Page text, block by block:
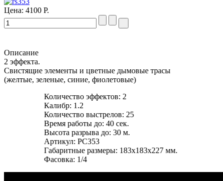
Цена: 4100 Р.
Описание
2 эффекта.
Свистящие элементы и цветные дымовые трасы
(желтые, зеленые, синие, фиолетовые)
Количество эффектов: 2
Калибр: 1.2
Количество выстрелов: 25
Время работы до: 40 сек.
Высота разрыва до: 30 м.
Артикул: РС353
Габаритные размеры: 183х183х227 мм.
Фасовка: 1/4